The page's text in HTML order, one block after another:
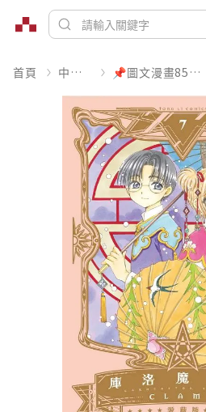
首頁 中文書 📌圖文漫畫85折起